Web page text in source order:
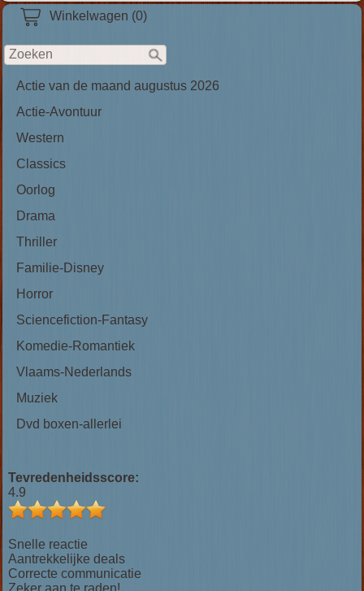
Winkelwagen (0)
Actie van de maand augustus 2026
Actie-Avontuur
Western
Classics
Oorlog
Drama
Thriller
Familie-Disney
Horror
Sciencefiction-Fantasy
Komedie-Romantiek
Vlaams-Nederlands
Muziek
Dvd boxen-allerlei
Tevredenheidsscore:
4.9
Snelle reactie
Aantrekkelijke deals
Correcte communicatie
Zeker aan te raden!